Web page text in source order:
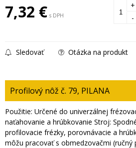
7,32 € s DPH
+
-
Sledovať Otázka na produkt
Profilový nôž č. 79, PILANA
Použitie: Určené do univerzálnej
naťahovanie a hrúbkovanie Stroj:
profilovacie frézky, porovnávacie a
môžu pracovať s obmedzovačmi (ručný